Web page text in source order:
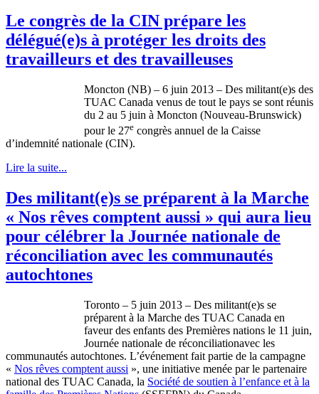
Le congrès de la CIN prépare les
délégué(e)s à protéger les droits des
travailleurs et des travailleuses
Moncton (NB) – 6 juin 2013 – Des militant(e)s des
TUAC Canada venus de tout le pays se sont réunis
du 2 au 5 juin à Moncton (Nouveau-Brunswick)
pour le 27e congrès annuel de la Caisse
d’indemnité nationale (CIN).
Lire la suite...
Des militant(e)s se préparent à la Marche
« Nos rêves comptent aussi » qui aura lieu
pour célébrer la Journée nationale de
réconciliation avec les communautés
autochtones
Toronto – 5 juin 2013 – Des militant(e)s se
préparent à la Marche des TUAC Canada en
faveurdes enfants des Premières nations le 11 juin,
Journée nationale de réconciliationavec les
communautés autochtones. L’événement fait partie de la campagne
« Nos rêves comptent aussi », une initiative menée par le partenaire
national des TUAC Canada, la Société de soutien à l’enfance et à la